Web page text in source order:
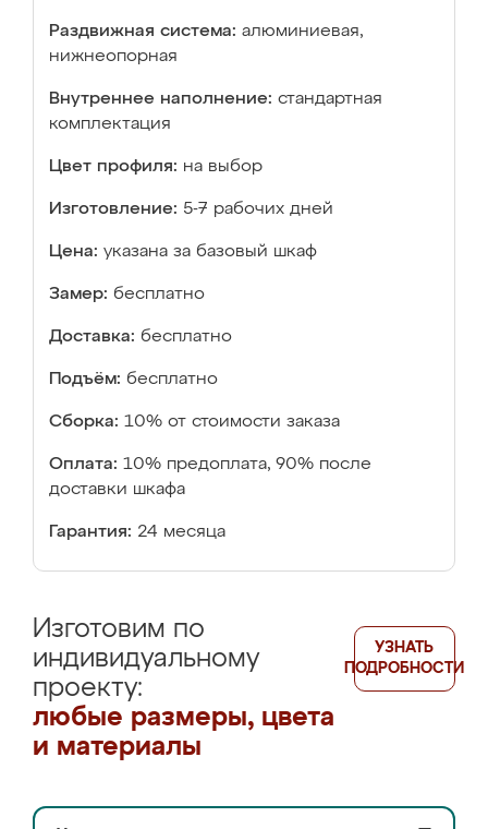
Раздвижная система: алюминиевая,
нижнеопорная
Внутреннее наполнение: стандартная
комплектация
Цвет профиля: на выбор
Изготовление: 5-7 рабочих дней
Цена: указана за базовый шкаф
Замер: бесплатно
Доставка: бесплатно
Подъём: бесплатно
Сборка: 10% от стоимости заказа
Оплата: 10% предоплата, 90% после
доставки шкафа
Гарантия: 24 месяца
Изготовим по
индивидуальному
проекту:
любые размеры, цвета
и материалы
УЗНАТЬ
ПОДРОБНОСТИ